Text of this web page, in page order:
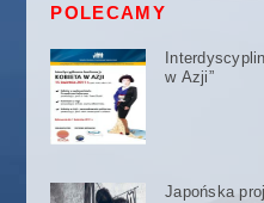
POLECAMY
w Azji”
Japońska